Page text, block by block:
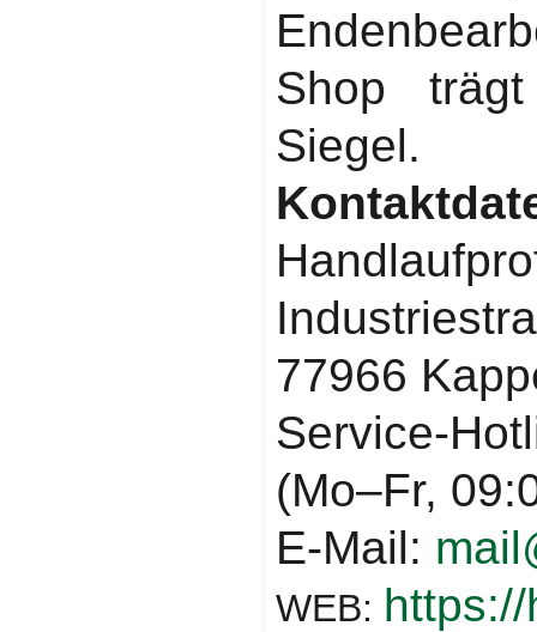
Shop
Siegel.
77966
Service-
(Mo–Fr,
E-Mail:
WEB: